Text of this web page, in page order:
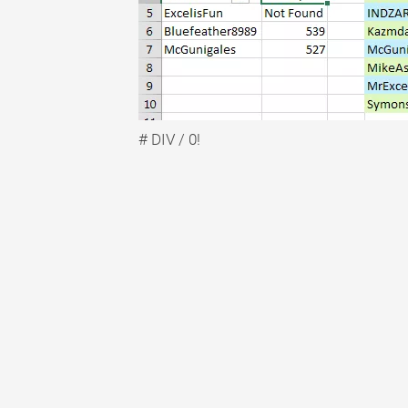
# DIV / 0!